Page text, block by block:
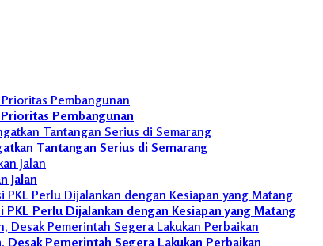
Pembangunan
Tantangan Serius di Semarang
Jalan
Perlu Dijalankan dengan Kesiapan yang Matang
Desak Pemerintah Segera Lakukan Perbaikan